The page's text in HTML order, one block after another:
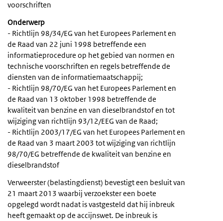
voorschriften
Onderwerp
- Richtlijn 98/34/EG van het Europees Parlement en
de Raad van 22 juni 1998 betreffende een
informatieprocedure op het gebied van normen en
technische voorschriften en regels betreffende de
diensten van de informatiemaatschappij;
- Richtlijn 98/70/EG van het Europees Parlement en
de Raad van 13 oktober 1998 betreffende de
kwaliteit van benzine en van dieselbrandstof en tot
wijziging van richtlijn 93/12/EEG van de Raad;
- Richtlijn 2003/17/EG van het Europees Parlement en
de Raad van 3 maart 2003 tot wijziging van richtlijn
98/70/EG betreffende de kwaliteit van benzine en
dieselbrandstof
Verweerster (belastingdienst) bevestigt een besluit van
21 maart 2013 waarbij verzoekster een boete
opgelegd wordt nadat is vastgesteld dat hij inbreuk
heeft gemaakt op de accijnswet. De inbreuk is